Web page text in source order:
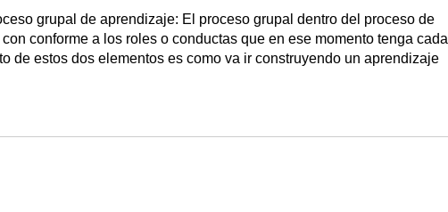
grupal de aprendizaje: El proceso grupal dentro del proceso de
conforme a los roles o conductas que en ese momento tenga cada
de estos dos elementos es como va ir construyendo un aprendizaje